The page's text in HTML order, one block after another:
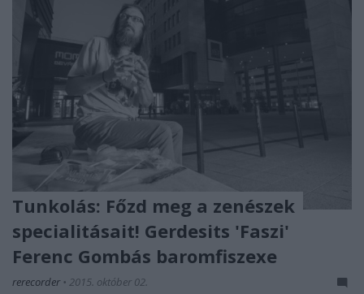
Tunkolás: Főzd meg a zenészek
specialitásait! Gerdesits 'Faszi'
Ferenc Gombás baromfiszexe
rerecorder • 2015. október 02.